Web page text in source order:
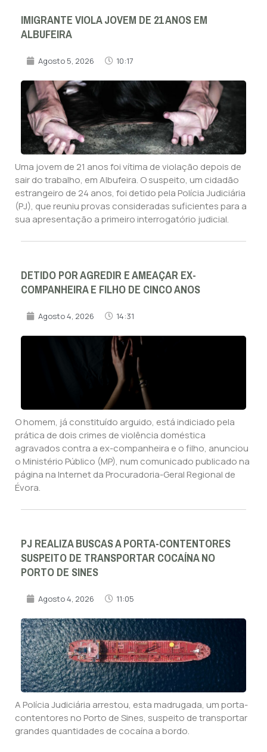
IMIGRANTE VIOLA JOVEM DE 21 ANOS EM
ALBUFEIRA
Agosto 5, 2026 10:17
Uma jovem de 21 anos foi vítima de violação depois de
sair do trabalho, em Albufeira. O suspeito, um cidadão
estrangeiro de 24 anos, foi detido pela Polícia Judiciária
(PJ), que reuniu provas consideradas suficientes para a
sua apresentação a primeiro interrogatório judicial.
DETIDO POR AGREDIR E AMEAÇAR EX-
COMPANHEIRA E FILHO DE CINCO ANOS
Agosto 4, 2026 14:31
O homem, já constituído arguido, está indiciado pela
prática de dois crimes de violência doméstica
agravados contra a ex-companheira e o filho, anunciou
o Ministério Público (MP), num comunicado publicado na
página na Internet da Procuradoria-Geral Regional de
Évora.
PJ REALIZA BUSCAS A PORTA-CONTENTORES
SUSPEITO DE TRANSPORTAR COCAÍNA NO
PORTO DE SINES
Agosto 4, 2026 11:05
A Polícia Judiciária arrestou, esta madrugada, um porta-
contentores no Porto de Sines, suspeito de transportar
grandes quantidades de cocaína a bordo.